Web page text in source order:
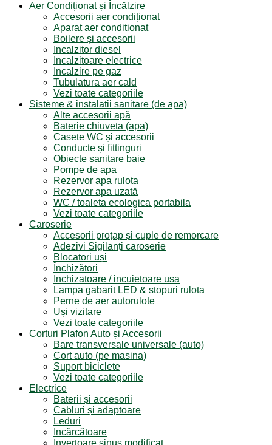
Aer Condiționat și Încălzire
Accesorii aer condiționat
Aparat aer conditionat
Boilere și accesorii
Incalzitor diesel
Incalzitoare electrice
Incalzire pe gaz
Tubulatura aer cald
Vezi toate categoriile
Sisteme & instalatii sanitare (de apa)
Alte accesorii apă
Baterie chiuveta (apa)
Casete WC și accesorii
Conducte și fittinguri
Obiecte sanitare baie
Pompe de apa
Rezervor apa rulota
Rezervor apa uzată
WC / toaleta ecologica portabila
Vezi toate categoriile
Caroserie
Accesorii proțap și cuple de remorcare
Adezivi Sigilanți caroserie
Blocatori uși
Închizători
Inchizatoare / incuietoare usa
Lampa gabarit LED & stopuri rulota
Perne de aer autorulote
Uși vizitare
Vezi toate categoriile
Corturi Plafon Auto și Accesorii
Bare transversale universale (auto)
Cort auto (pe masina)
Suport biciclete
Vezi toate categoriile
Electrice
Baterii și accesorii
Cabluri și adaptoare
Leduri
Incărcătoare
Invertoare sinus modificat